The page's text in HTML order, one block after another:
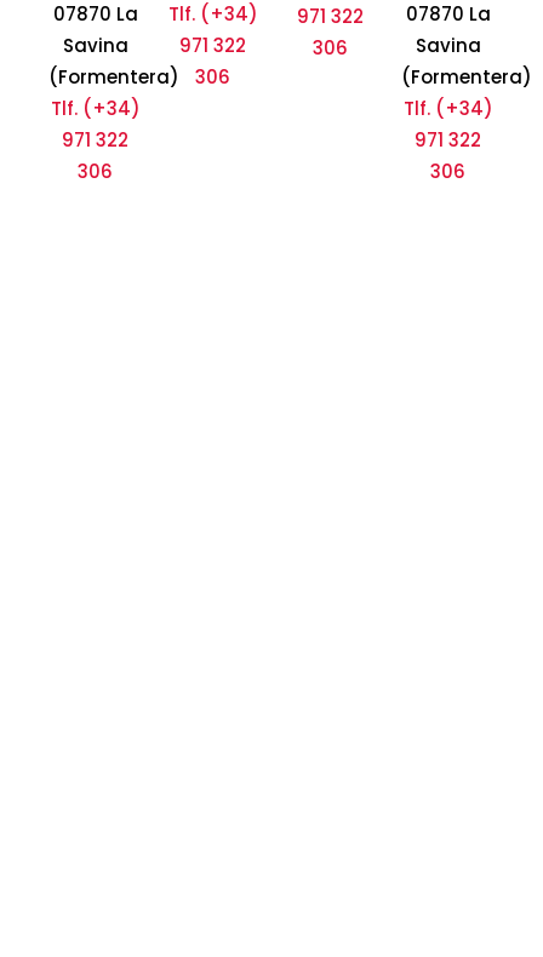
07870 La
Savina
(Formentera)
Tlf. (+34)
971 322
306
Tlf. (+34)
971 322
306
971 322
306
07870 La
Savina
(Formentera)
Tlf. (+34)
971 322
306